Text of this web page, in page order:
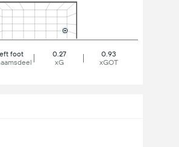
foot
0.27
xG
0.93
xGOT